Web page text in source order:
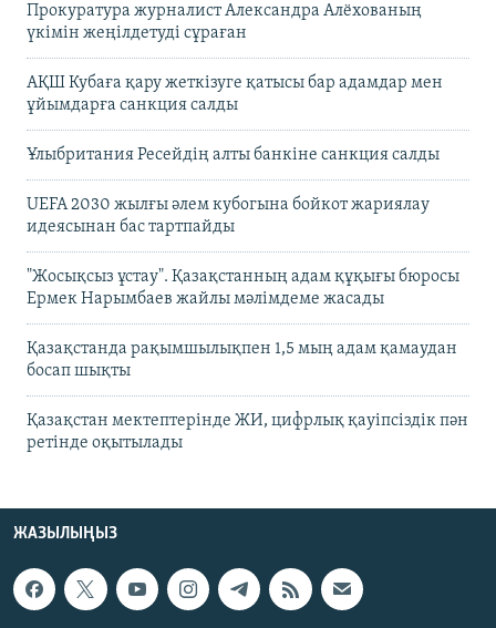
Прокуратура журналист Александра Алёхованың
үкімін жеңілдетуді сұраған
АҚШ Кубаға қару жеткізуге қатысы бар адамдар мен
ұйымдарға санкция салды
Ұлыбритания Ресейдің алты банкіне санкция салды
UEFA 2030 жылғы әлем кубогына бойкот жариялау
идеясынан бас тартпайды
"Жосықсыз ұстау". Қазақстанның адам құқығы бюросы
Ермек Нарымбаев жайлы мәлімдеме жасады
Қазақстанда рақымшылықпен 1,5 мың адам қамаудан
босап шықты
Қазақстан мектептерінде ЖИ, цифрлық қауіпсіздік пән
ретінде оқытылады
ЖАЗЫЛЫҢЫЗ